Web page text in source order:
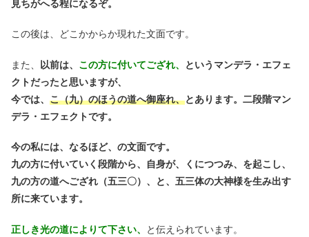
見ちがへる程になるぞ。
この後は、どこかからか現れた文面です。
また、 以前は、 この方に付いてござれ、
というマンデラ・エフェ
クトだったと思いますが、
今では、 こ（九）のほうの道へ御座れ、とあります。二段階マン
デラ・エフェクトです。
今の私には、なるほど、の文面です。
九の方に付いていく段階から、自身が、くにつつみ、を起こし、
九の方の道へござれ（五三〇）、と、五三体の大神様を生み出す
所に来ています。
正しき光の道によりて下さい、 と伝えられています。